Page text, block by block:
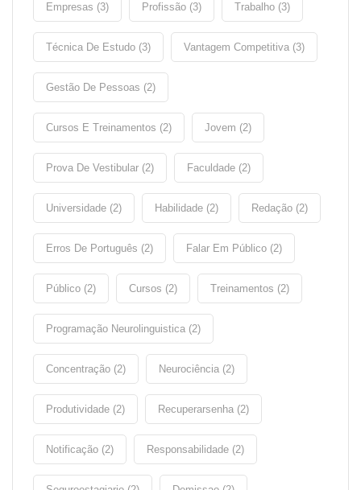
Empresas (3) Profissão (3) Trabalho (3)
Técnica De Estudo (3) Vantagem Competitiva (3)
Gestão De Pessoas (2)
Cursos E Treinamentos (2) Jovem (2)
Prova De Vestibular (2) Faculdade (2)
Universidade (2) Habilidade (2) Redação (2)
Erros De Português (2) Falar Em Público (2)
Público (2) Cursos (2) Treinamentos (2)
Programação Neurolinguistica (2)
Concentração (2) Neurociência (2)
Produtividade (2) Recuperarsenha (2)
Notificação (2) Responsabilidade (2)